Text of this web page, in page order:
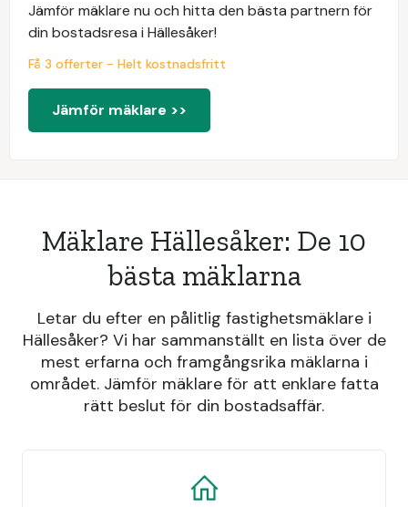
Jämför mäklare nu och hitta den bästa partnern för
din bostadsresa i Hällesåker!
Få 3 offerter - Helt kostnadsfritt
Jämför mäklare >>
Mäklare Hällesåker: De 10
bästa mäklarna
Letar du efter en pålitlig fastighetsmäklare i
Hällesåker? Vi har sammanställt en lista över de
mest erfarna och framgångsrika mäklarna i
området. Jämför mäklare för att enklare fatta
rätt beslut för din bostadsaffär.